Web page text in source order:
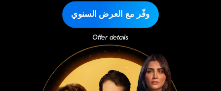
وفّر مع العرض السنوي
Offer details